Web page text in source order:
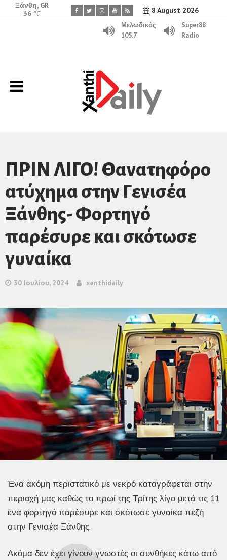
8 August 2026
Ξάνθη, GR
36 °C
Μελωδικός
105.7
Super88
Radio
ΠΡΙΝ ΛΙΓΟ! Θανατηφόρο
ατύχημα στην Γενισέα
Ξάνθης- Φορτηγό
παρέσυρε και σκότωσε
γυναίκα
30 Ιουλίου, 2024 xanthidaily
Ένα ακόμη περιστατικό με νεκρό καταγράφεται στην
περιοχή μας καθώς το πρωί της Τρίτης λίγο μετά τις 11
ένα φορτηγό παρέσυρε και σκότωσε γυναίκα πεζή
στην Γενισέα Ξάνθης.
Ακόμα δεν έχει γίνουν γνωστές οι συνθήκες κάτω από